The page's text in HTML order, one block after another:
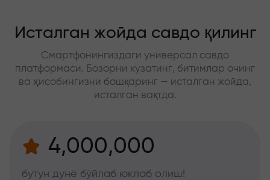
Исталган жойда савдо қилинг
Смартфонингиздаги универсал савдо
платформаси. Бозорни кузатинг, битимлар очинг
ва ҳисобингизни бошқаринг — исталган жойда,
исталган вақтда.
4,000,000
бутун дунё бўйлаб юклаб олиш!